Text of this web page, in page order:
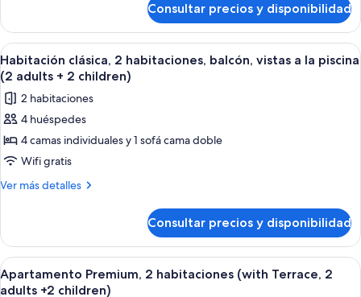
(2
adults
+
2
children)
clásico,
habitaciones,
balcón
(2
adults
+
children)
Consultar precios y disponibilidad
Abrir
todas
las
fotos
de
Habitación
clásica,
2
vistas
a
la
piscina
Habitación de hotel moderna con
14
Habitación clásica, 2 habitaciones, balcón, vistas a la piscina
(2 adults + 2 children)
2 habitaciones
4 huéspedes
4 camas individuales y 1 sofá cama doble
Wifi gratis
Ver más detalles
Más
clásica,
habitaciones,
balcón,
Consultar precios y disponibilidad
Abrir
todas
Caja fuerte, cortinas opacas, wifi
7
Apartamento Premium, 2 habitaciones (with Terrace, 2
adults +2 children)